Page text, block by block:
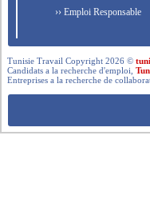
›› Emploi Responsable
Tunisie Travail Copyright 2026 ©
Candidats a la recherche d'emploi,
Entreprises a la recherche de